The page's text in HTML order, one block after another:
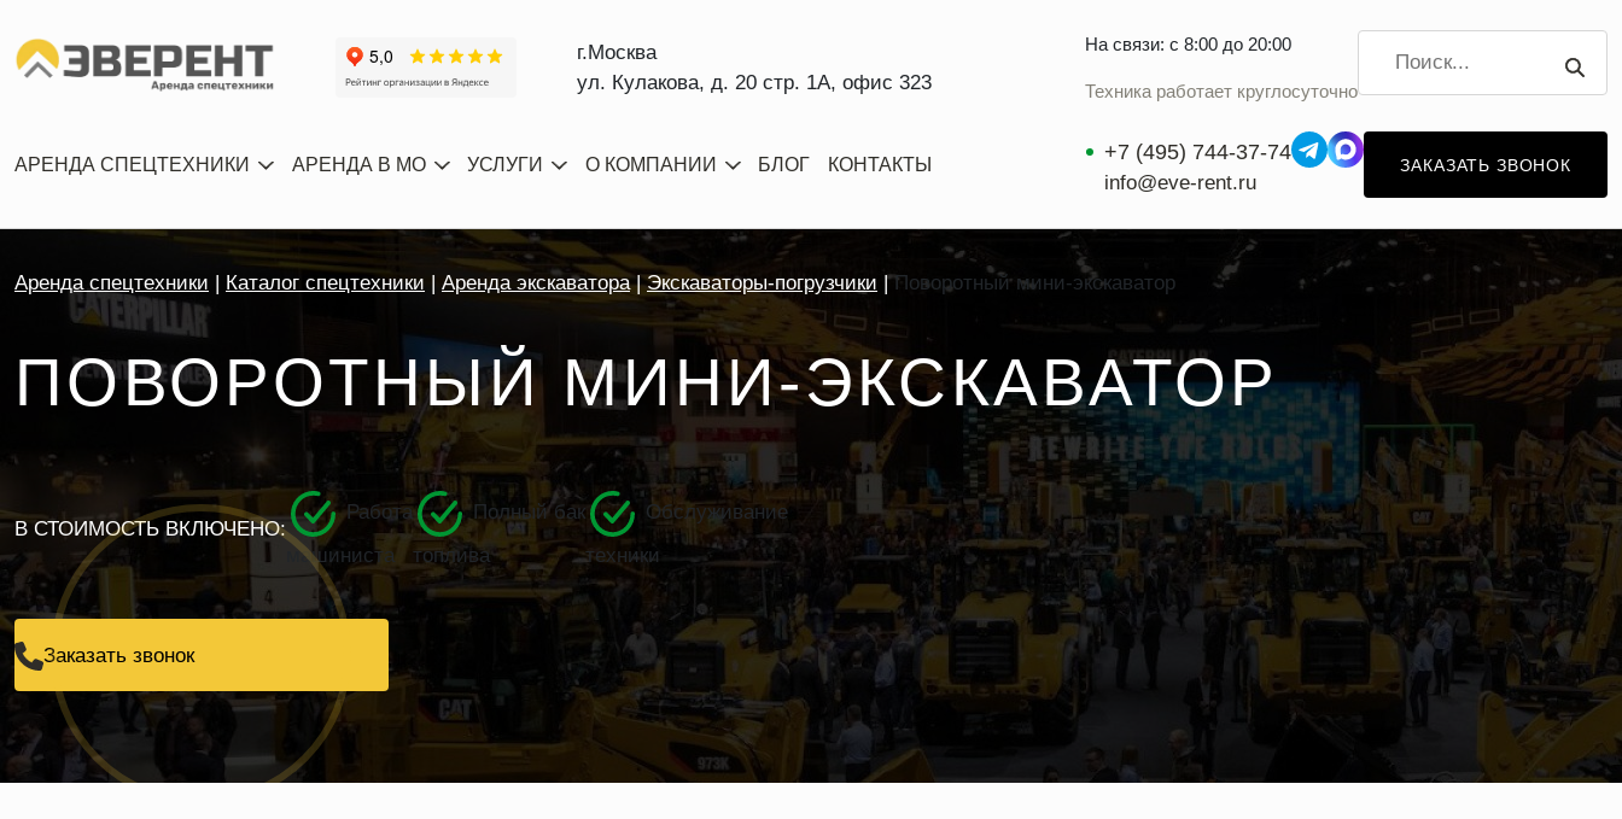
г.Москва
ул. Кулакова, д. 20 стр. 1А, офис 323
На связи: с 8:00 до 20:00
Техника работает круглосуточно
АРЕНДА СПЕЦТЕХНИКИ АРЕНДА В МО УСЛУГИ О КОМПАНИИ БЛОГ КОНТАКТЫ
+7 (495) 744-37-74
info@eve-rent.ru
ЗАКАЗАТЬ ЗВОНОК
Аренда спецтехники Каталог спецтехники Аренда экскаватора Экскаваторы-погрузчики Поворотный мини-экскаватор
ПОВОРОТНЫЙ МИНИ-ЭКСКАВАТОР
В СТОИМОСТЬ ВКЛЮЧЕНО:
Работа
машиниста
Полный бак
топлива
Обслуживание
техники
Заказать звонок